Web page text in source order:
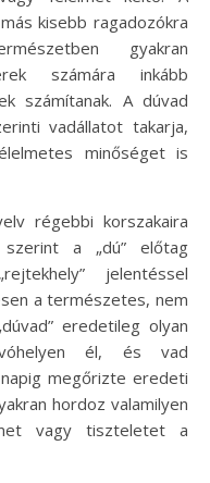
kisebb ragadozókra
gyakran
számára inkább
számítanak. A dúvad
vadállatot takarja,
minőséget is
régebbi korszakaira
a „dú” előtag
jelentéssel
a természetes, nem
eredetileg olyan
él, és vad
megőrizte eredeti
hordoz valamilyen
vagy tiszteletet a